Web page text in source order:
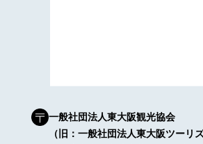
一般社団法人東大阪観光協会
（旧：一般社団法人東大阪ツーリ